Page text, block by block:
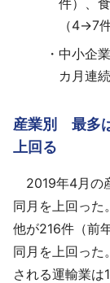
（4→7
中小企
カ月連
産業別 最多
上回る
2019年4月の
同月を上回っ
他が216件（前
同月を上回った
される運輸業